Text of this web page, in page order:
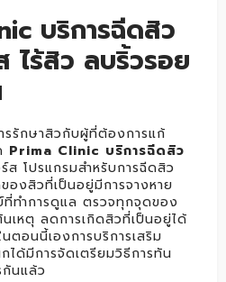
บริการฉีดสิว
ไร้สิว ลบริ้วรอย
รรักษาสิวกับผู้ที่ต้องการแก้
Prima Clinic บริการฉีดสิว
โปรแกรมสำหรับการฉีดสิว
ของสิวที่เป็นอยู่มีการจางหาย
ทำการดูแล ตรวจทุกจุดของ
เหตุ ลดการเกิดสิวที่เป็นอยู่ได้
ตอนนี้เองการบริการเสริม
ได้มีการจัดเตรียมวิธีการทัน
กันแล้ว